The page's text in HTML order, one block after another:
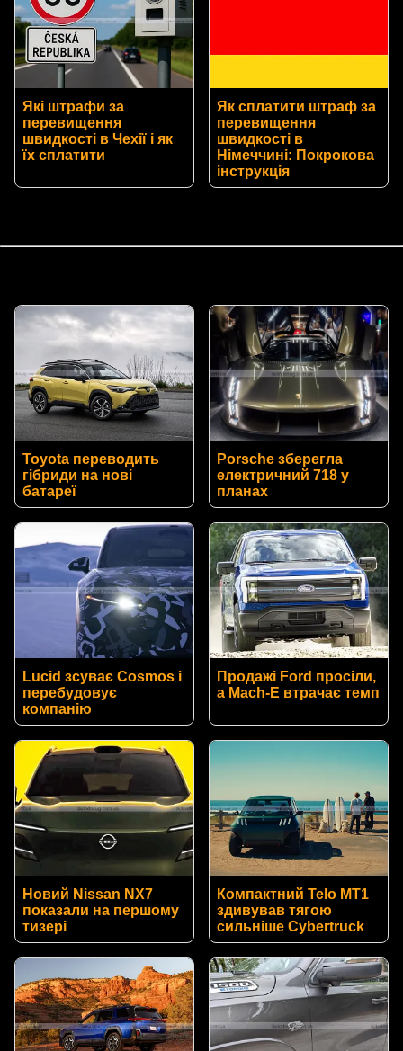
Які штрафи за
перевищення
швидкості в Чехії і як
їх сплатити
Як сплатити штраф за
перевищення
швидкості в
Німеччині: Покрокова
інструкція
Toyota переводить
гібриди на нові
батареї
Porsche зберегла
електричний 718 у
планах
Lucid зсуває Cosmos і
перебудовує
компанію
Продажі Ford просіли,
а Mach-E втрачає темп
Новий Nissan NX7
показали на першому
тизері
Компактний Telo MT1
здивував тягою
сильніше Cybertruck